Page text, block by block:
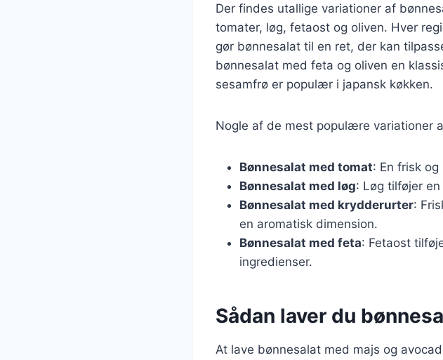
Der findes utallige variationer af
tomater, løg, fetaost og oliven. Hver
gør bønnesalat til en ret, der kan
bønnesalat med feta og oliven en
sesamfrø er populær i japansk køkken.
Nogle af de mest populære variationer
Bønnesalat med tomat: En frisk
Bønnesalat med løg: Løg tilføjer
Bønnesalat med krydderurter:
en aromatisk dimension.
Bønnesalat med feta: Fetaost
ingredienser.
Sådan laver du
At lave bønnesalat med majs og